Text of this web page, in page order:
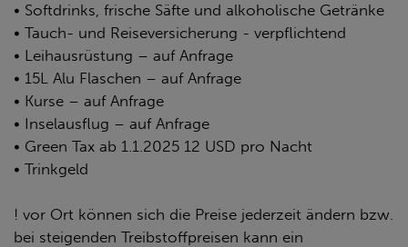
• Softdrinks, frische Säfte und alkoholische Getränke
• Tauch- und Reiseversicherung - verpflichtend
• Leihausrüstung – auf Anfrage
• 15L Alu Flaschen – auf Anfrage
• Kurse – auf Anfrage
• Inselausflug – auf Anfrage
• Green Tax ab 1.1.2025 12 USD pro Nacht
• Trinkgeld
! vor Ort können sich die Preise jederzeit ändern bzw.
bei steigenden Treibstoffpreisen kann ein